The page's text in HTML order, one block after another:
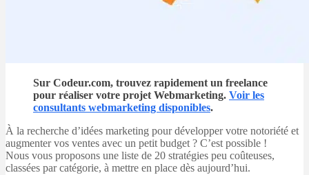
Sur Codeur.com, trouvez rapidement un freelance
pour réaliser votre projet Webmarketing. Voir les
consultants webmarketing disponibles.
À la recherche d’idées marketing pour développer votre notoriété et
augmenter vos ventes avec un petit budget ? C’est possible !
Nous vous proposons une liste de 20 stratégies peu coûteuses,
classées par catégorie, à mettre en place dès aujourd’hui.